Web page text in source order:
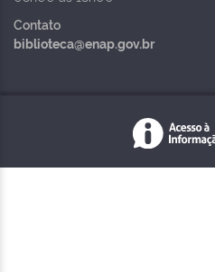
Contato
biblioteca@enap.gov.br